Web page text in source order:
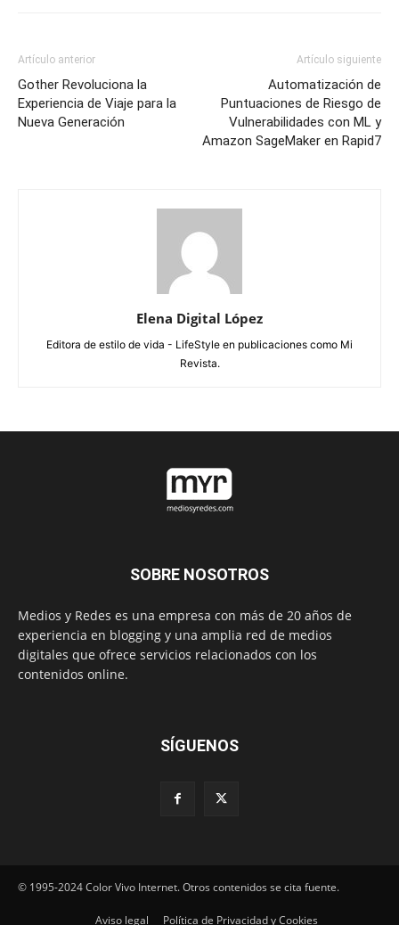
Artículo anterior
Gother Revoluciona la
Experiencia de Viaje para la
Nueva Generación
Artículo siguiente
Automatización de
Puntuaciones de Riesgo de
Vulnerabilidades con ML y
Amazon SageMaker en Rapid7
Elena Digital López
Editora de estilo de vida - LifeStyle en publicaciones como Mi
Revista.
SOBRE NOSOTROS
Medios y Redes es una empresa con más de 20 años de
experiencia en blogging y una amplia red de medios
digitales que ofrece servicios relacionados con los
contenidos online.
SÍGUENOS
© 1995-2024 Color Vivo Internet. Otros contenidos se cita fuente.
Aviso legal Política de Privacidad y Cookies